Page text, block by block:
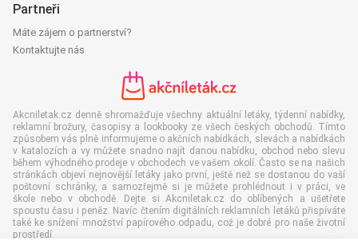
Partneři
Máte zájem o partnerství?
Kontaktujte nás
Akcniletak.cz denně shromažďuje všechny aktuální letáky, týdenní nabídky,
reklamní brožury, časopisy a lookbooky ze všech českých obchodů. Tímto
způsobem vás plně informujeme o akčních nabídkách, slevách a nabídkách
v katalozích a vy můžete snadno najít danou nabídku, obchod nebo slevu
během výhodného prodeje v obchodech ve vašem okolí. Často se na našich
stránkách objeví nejnovější letáky jako první, ještě než se dostanou do vaší
poštovní schránky, a samozřejmě si je můžete prohlédnout i v práci, ve
škole nebo v obchodě. Dejte si Akcniletak.cz do oblíbených a ušetřete
spoustu času i peněz. Navíc čtením digitálních reklamních letáků přispíváte
také ke snížení množství papírového odpadu, což je dobré pro naše životní
prostředí.